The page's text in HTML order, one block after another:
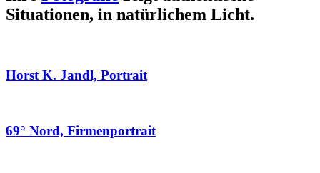
Situationen, in natürlichem Licht.
Horst K. Jandl, Portrait
69° Nord, Firmenportrait